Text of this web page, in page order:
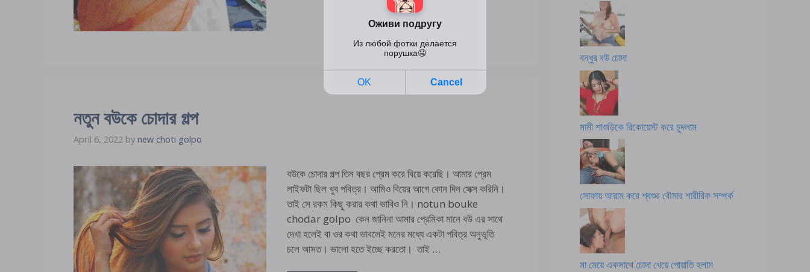
নতুন বউকে চোদার গল্প
April 6, 2022 by new choti golpo
বউকে চোদার গল্প তিন বছর প্রেম করে বিয়ে করেছি। আমার প্রেম
লাইফটা ছিল খুব পবিত্র। আমিও বিয়ের আগে কোন দিন সেক্স করিনি।
তাই সে রকম কিছু করার কথা ভাবিও নি। notun bouke
chodar golpo কেন জানিনা আমার প্রেমিকা মানে বউ এর সাথে
দেখা হলেই বা ওর কথা ভাবলেই মনের মধ্যে একটা পবিত্র অনুভূতি
চলে আসত। ভালো হতে ইচ্ছে করতো। তাই …
বন্ধুর বউ চোদা
মামী শাশুড়িকে রিকোয়েস্ট করে চুদলাম
সোফায় আরাম করে শ্বশুর বৌমার শারীরিক সম্পর্ক
মা মেয়ে একসাথে চোদা খেয়ে পোয়াতি হলাম